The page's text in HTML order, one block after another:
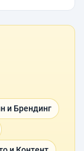
и Брендинг